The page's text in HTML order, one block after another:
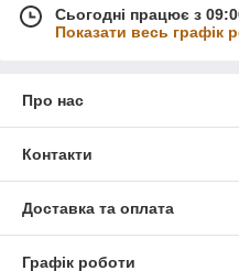
Сьогодні працює з
Показати весь графік
Про нас
Контакти
Доставка та оплата
Графік роботи